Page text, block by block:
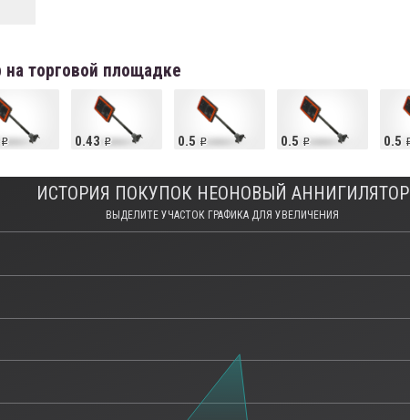
торговой площадке
0.43 0.5 0.5 0.5
ИСТОРИЯ ПОКУПОК НЕОНОВЫЙ АННИГИЛЯТОР
ВЫДЕЛИТЕ УЧАСТОК ГРАФИКА ДЛЯ УВЕЛИЧЕНИЯ